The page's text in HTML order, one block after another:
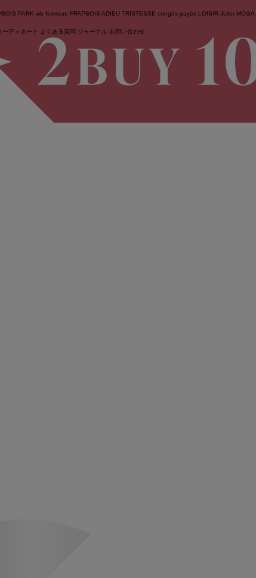
PARK wb feerique FRAPBOIS ADIEU TRISTESSE congés payés LOISIR Julier MOGA
ーディネート よくある質問 ジャーナル お問い合わせ